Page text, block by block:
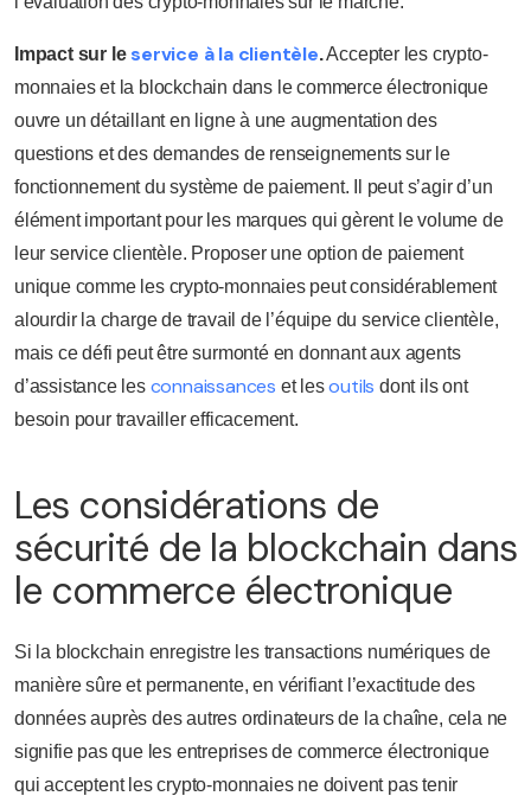
Impact sur le service à la clientèle.Accepter les crypto-
monnaies et la blockchain dans le commerce électronique
ouvre un détaillant en ligne à une augmentation des
questions et des demandes de renseignements sur le
fonctionnement du système de paiement. Il peut s’agir d’un
élément important pour les marques qui gèrent le volume de
leur service clientèle. Proposer une option de paiement
unique comme les crypto-monnaies peut considérablement
alourdir la charge de travail de l’équipe du service clientèle,
mais ce défi peut être surmonté en donnant aux agents
d’assistance les connaissances et lesoutils dont ils ont
besoin pour travailler efficacement.
Les considérations de
sécurité de la blockchain dans
le commerce électronique
Si la blockchain enregistre les transactions numériques de
manière sûre et permanente, en vérifiant l’exactitude des
données auprès des autres ordinateurs de la chaîne, cela ne
signifie pas que les entreprises de commerce électronique
qui acceptent les crypto-monnaies ne doivent pas tenir